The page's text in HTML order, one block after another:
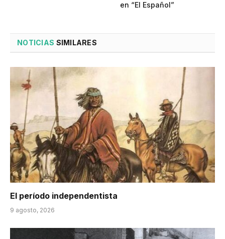
en “El Español”
NOTICIAS SIMILARES
El período independentista
9 agosto, 2026